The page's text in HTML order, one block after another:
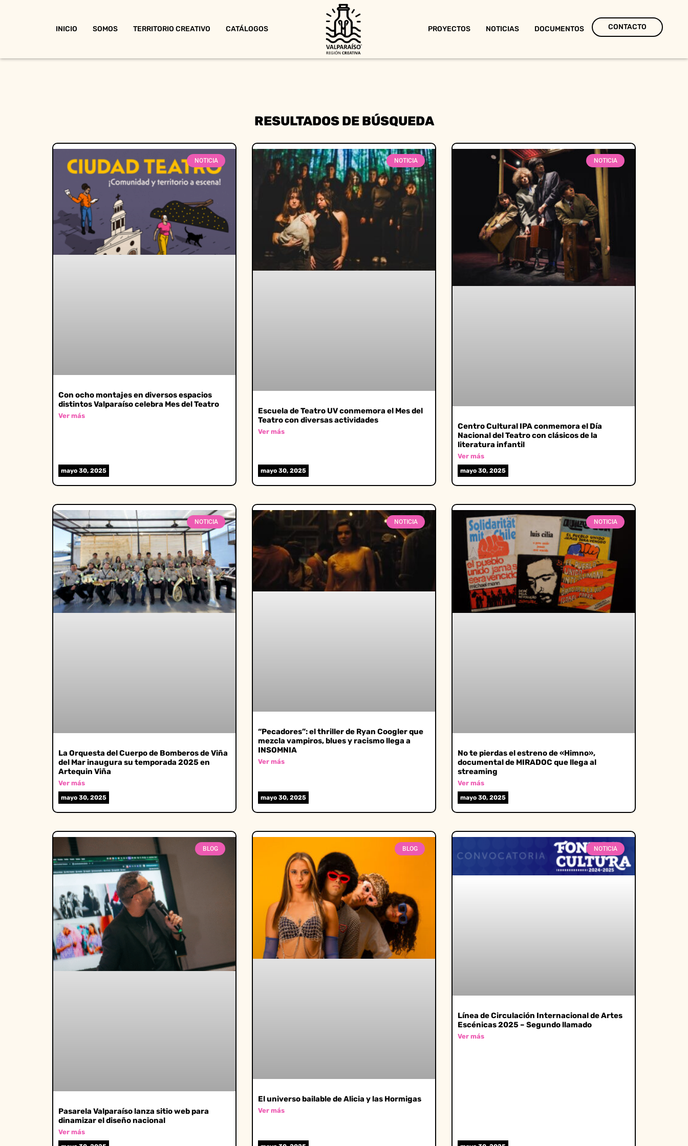
INICIO SOMOS TERRITORIO CREATIVO CATÁLOGOS PROYECTOS NOTICIAS DOCUMENTOS CONTACTO
RESULTADOS DE BÚSQUEDA
NOTICIA
Con ocho montajes en diversos espacios
distintos Valparaíso celebra Mes del Teatro
Ver más
mayo 30, 2025
NOTICIA
Escuela de Teatro UV conmemora el Mes del
Teatro con diversas actividades
Ver más
mayo 30, 2025
NOTICIA
Centro Cultural IPA conmemora el Día
Nacional del Teatro con clásicos de la
literatura infantil
Ver más
mayo 30, 2025
NOTICIA
La Orquesta del Cuerpo de Bomberos de Viña
del Mar inaugura su temporada 2025 en
Artequin Viña
Ver más
mayo 30, 2025
NOTICIA
“Pecadores”: el thriller de Ryan Coogler que
mezcla vampiros, blues y racismo llega a
INSOMNIA
Ver más
mayo 30, 2025
NOTICIA
No te pierdas el estreno de «Himno»,
documental de MIRADOC que llega al
streaming
Ver más
mayo 30, 2025
BLOG
Pasarela Valparaíso lanza sitio web para
dinamizar el diseño nacional
Ver más
BLOG
El universo bailable de Alicia y las Hormigas
Ver más
NOTICIA
Línea de Circulación Internacional de Artes
Escénicas 2025 – Segundo llamado
Ver más